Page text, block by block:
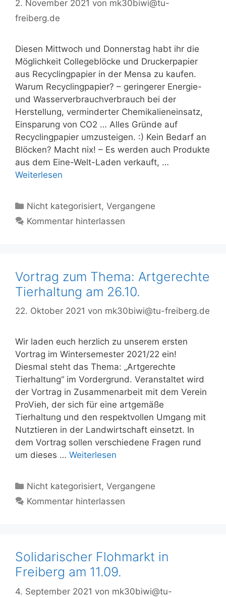
2. November 2021 von mk30biwi@tu-
freiberg.de
Diesen Mittwoch und Donnerstag habt ihr die
Möglichkeit Collegeblöcke und Druckerpapier
aus Recyclingpapier in der Mensa zu kaufen.
Warum Recyclingpapier? – geringerer Energie-
und Wasserverbrauchverbrauch bei der
Herstellung, verminderter Chemikalieneinsatz,
Einsparung von CO2 … Alles Gründe auf
Recyclingpapier umzusteigen. :) Kein Bedarf an
Blöcken? Macht nix! – Es werden auch Produkte
aus dem Eine-Welt-Laden verkauft, …
Weiterlesen
Kategorien
Nicht kategorisiert,Vergangene
Kommentar hinterlassen
Vortrag zum Thema: Artgerechte
Tierhaltung am 26.10.
22. Oktober 2021 von mk30biwi@tu-freiberg.de
Wir laden euch herzlich zu unserem ersten
Vortrag im Wintersemester 2021/22 ein!
Diesmal steht das Thema: „Artgerechte
Tierhaltung“ im Vordergrund. Veranstaltet wird
der Vortrag in Zusammenarbeit mit dem Verein
ProVieh, der sich für eine artgemäße
Tierhaltung und den respektvollen Umgang mit
Nutztieren in der Landwirtschaft einsetzt. In
dem Vortrag sollen verschiedene Fragen rund
um dieses … Weiterlesen
Kategorien
Nicht kategorisiert,Vergangene
Kommentar hinterlassen
Solidarischer Flohmarkt in
Freiberg am 11.09.
4. September 2021 von mk30biwi@tu-